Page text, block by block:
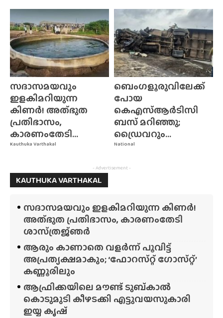
Kauthuka Varthakal
സദാസമയവും
ഇളകിമറിയുന്ന
കിണർ! അത്‌ഭുത
പ്രതിഭാസം,
കാരണംതേടി...
National
ബെംഗളൂരുവിലേക്ക്
പോയ
കെഎസ്ആർടിസി
ബസ് മറിഞ്ഞു;
ഡ്രൈവറും...
- Advertisement -
KAUTHUKA VARTHAKAL
സദാസമയവും ഇളകിമറിയുന്ന കിണർ!
അത്‌ഭുത പ്രതിഭാസം, കാരണംതേടി
ശാസ്‌ത്രജ്‌ഞർ
ആരും കാണാതെ വളർന്ന് പൂവിട്ട്
അപ്രത്യക്ഷമാകും; ‘ഫോറസ്‌റ്റ്‌ ഗോസ്‌റ്റ്’
കണ്ണൂരിലും
ആഫ്രിക്കയിലെ മൗണ്ട് ടുബ്‌കാൽ
കൊടുമുടി കീഴടക്കി എട്ടുവയസുകാരി
ഇയ്യ കൃഷ്